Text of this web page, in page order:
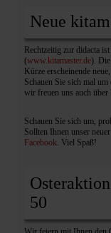
Neue
Rechtzeitig zur didacta
(www.kitamaster.de).
Kürze erscheinende
Schauen Sie sich mal
wir freuen uns auch über
Schauen Sie sich um,
Sollten Ihnen unser
Facebook . Viel Spaß!
50